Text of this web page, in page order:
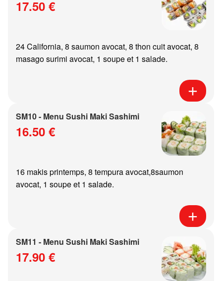
17.50 €
24 California, 8 saumon avocat, 8 thon cuit avocat, 8
masago surimi avocat, 1 soupe et 1 salade.
SM10 - Menu Sushi Maki Sashimi
16.50 €
16 makis printemps, 8 tempura avocat,8saumon
avocat, 1 soupe et 1 salade.
SM11 - Menu Sushi Maki Sashimi
17.90 €